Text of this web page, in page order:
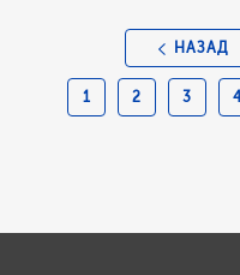
НАЗАД
1 2 3